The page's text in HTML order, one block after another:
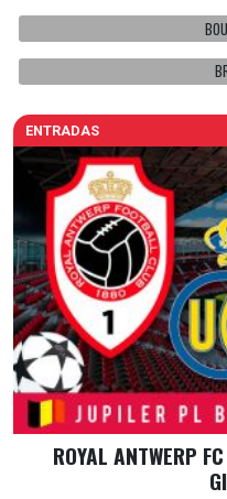
ENTRADAS
ROYAL ANTWERP